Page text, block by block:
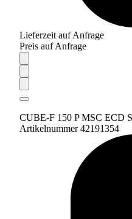
Lieferzeit auf Anfrage
Preis auf Anfrage
CUBE-F 150 P MSC ECD
Artikelnummer 42191354